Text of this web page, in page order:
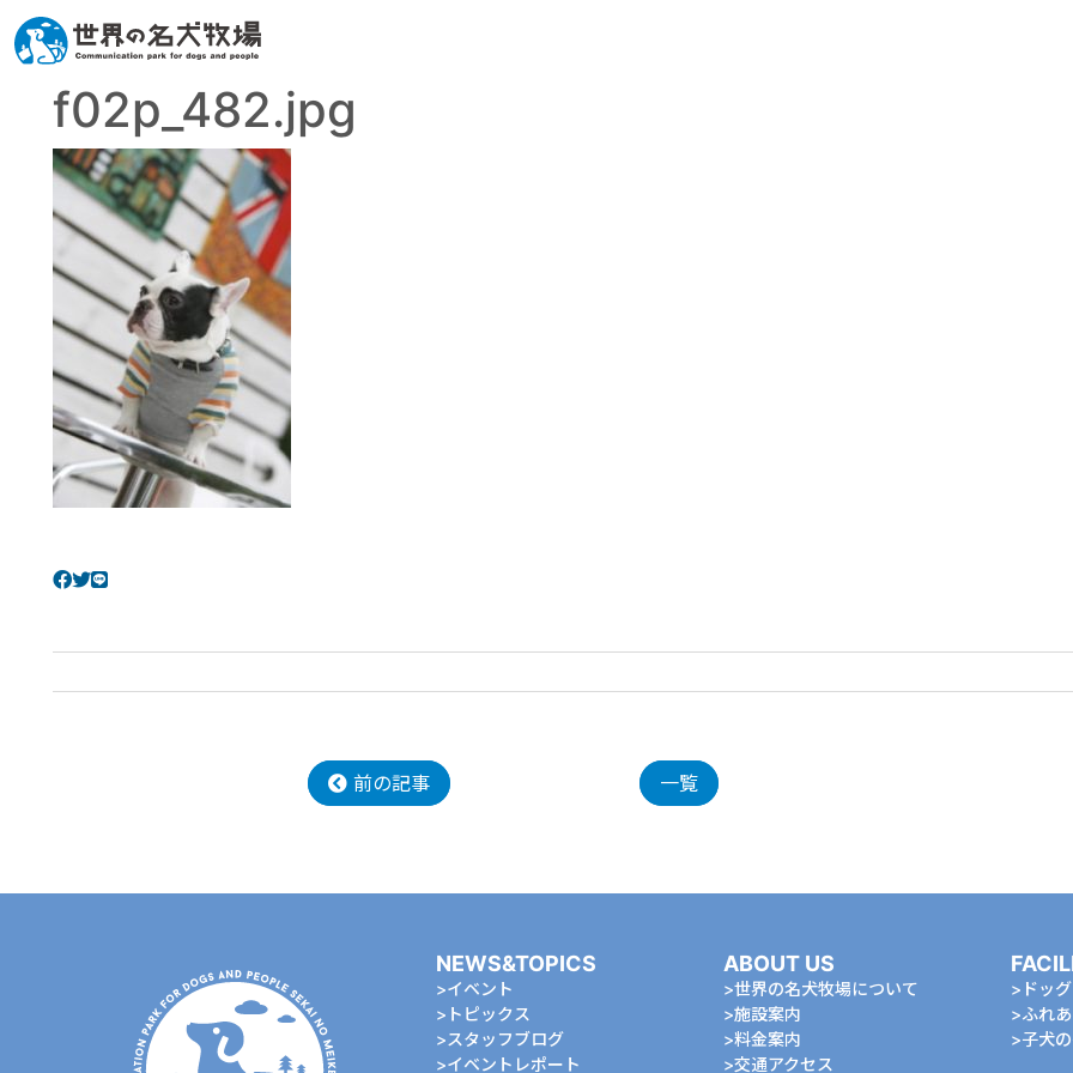
f02p_482.jpg
前の記事 一覧
NEWS&TOPICS
イベント
トピックス
スタッフブログ
イベントレポート
ABOUT US
世界の名犬牧場について
施設案内
料金案内
交通アクセス
ドッ
ふれ
⼦⽝